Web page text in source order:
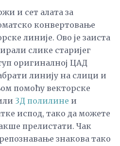
и сет алата за
конвертовање
линије. Ово је заиста
слике старијег
оригиналној ЦАД
линију на слици и
помоћу векторске
3Д полилине и
испод, тако да можете
прелистати. Чак
знакова тако